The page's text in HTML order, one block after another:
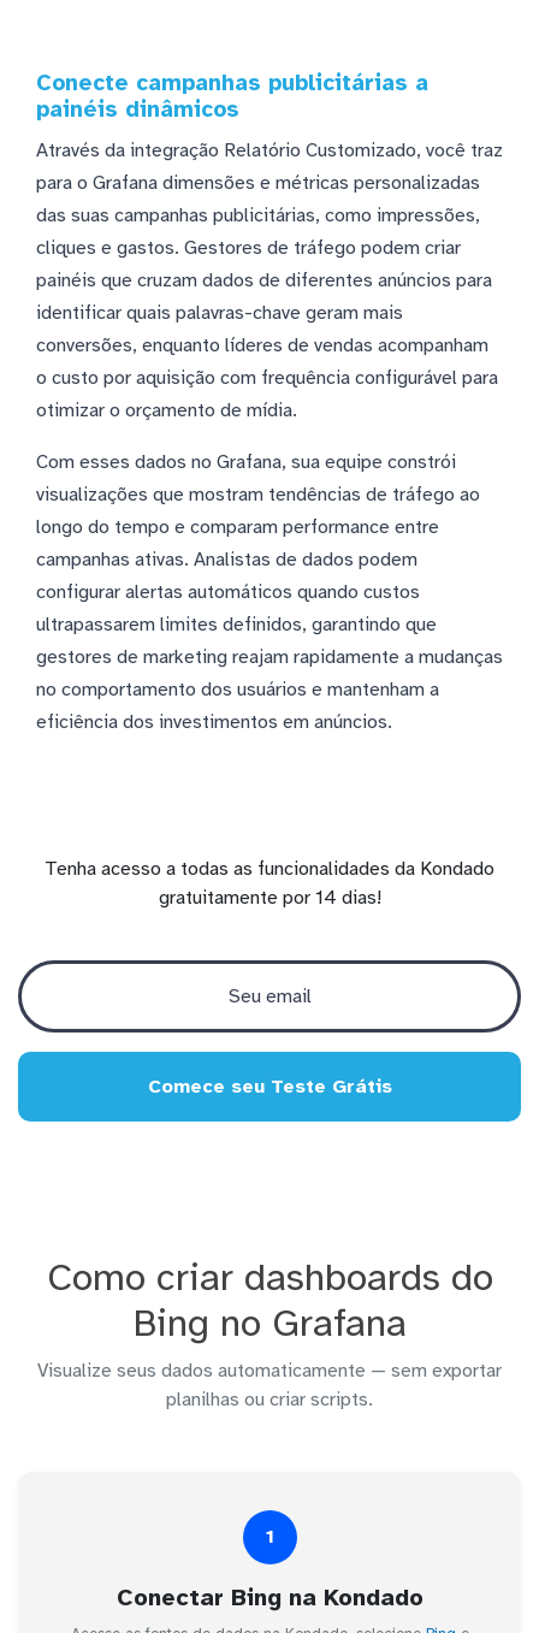
Conecte campanhas publicitárias a
painéis dinâmicos
Através da integração Relatório Customizado, você traz
para o Grafana dimensões e métricas personalizadas
das suas campanhas publicitárias, como impressões,
cliques e gastos. Gestores de tráfego podem criar
painéis que cruzam dados de diferentes anúncios para
identificar quais palavras-chave geram mais
conversões, enquanto líderes de vendas acompanham
o custo por aquisição com frequência configurável para
otimizar o orçamento de mídia.
Com esses dados no Grafana, sua equipe constrói
visualizações que mostram tendências de tráfego ao
longo do tempo e comparam performance entre
campanhas ativas. Analistas de dados podem
configurar alertas automáticos quando custos
ultrapassarem limites definidos, garantindo que
gestores de marketing reajam rapidamente a mudanças
no comportamento dos usuários e mantenham a
eficiência dos investimentos em anúncios.
Tenha acesso a todas as funcionalidades da Kondado
gratuitamente por 14 dias!
Comece seu Teste Grátis
Como criar dashboards do
Bing no Grafana
Visualize seus dados automaticamente — sem exportar
planilhas ou criar scripts.
1
Conectar Bing na Kondado